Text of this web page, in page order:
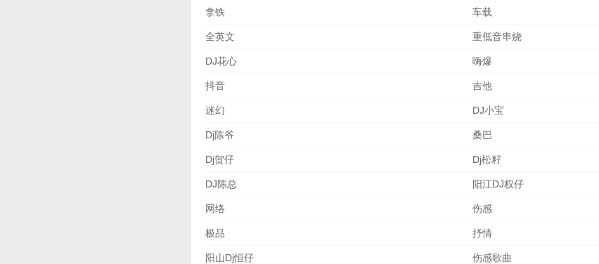
拿铁 车载
全英文 重低音串烧
DJ花心 嗨爆
抖音 吉他
迷幻 DJ小宝
Dj陈爷 桑巴
Dj贺仔 Dj松籽
DJ陈总 阳江DJ权仔
网络 伤感
极品 抒情
阳山Dj恒仔 伤感歌曲